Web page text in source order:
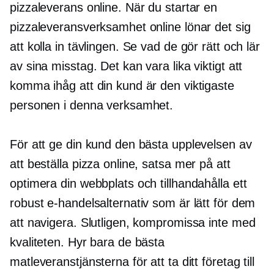
pizzaleverans online. När du startar en
pizzaleveransverksamhet online lönar det sig
att kolla in tävlingen. Se vad de gör rätt och lär
av sina misstag. Det kan vara lika viktigt att
komma ihåg att din kund är den viktigaste
personen i denna verksamhet.
För att ge din kund den bästa upplevelsen av
att beställa pizza online, satsa mer på att
optimera din webbplats och tillhandahålla ett
robust e-handelsalternativ som är lätt för dem
att navigera. Slutligen, kompromissa inte med
kvaliteten. Hyr bara de bästa
matleveranstjänsterna för att ta ditt företag till